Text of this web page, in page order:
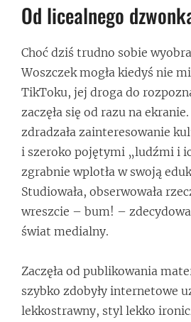
Od licealnego
Choć dziś trudno sobie
Woszczek mogła kiedyś nie
TikToku, jej droga do
zaczęła się od razu na
zdradzała zainteresowanie
i szeroko pojętymi „ludźmi i
zgrabnie wplotła w swoją
Studiowała, obserwowała
wreszcie – bum! –
świat medialny.
Zaczęła od publikowania
szybko zdobyły internetowe
lekkostrawny, styl lekko